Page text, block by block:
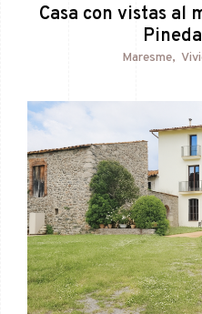
Casa con vistas al
Maresme